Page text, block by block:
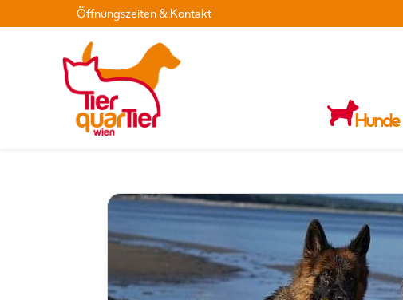
Öffnungszeiten & Kontakt
Hunde